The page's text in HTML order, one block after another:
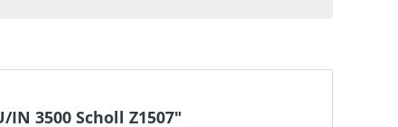
3500 Scholl Z1507"